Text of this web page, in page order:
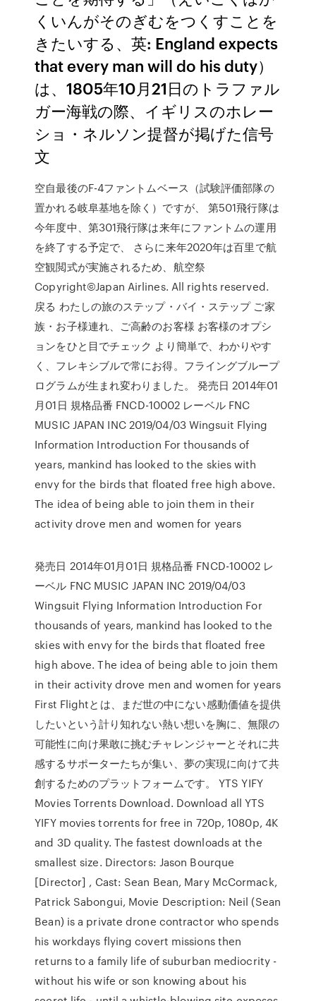
くいんがそのぎむをつくすことを
きたいする、英: England expects
that every man will do his duty）
は、1805年10月21日のトラファル
ガー海戦の際、イギリスのホレー
ショ・ネルソン提督が掲げた信号
文
空自最後のF-4ファントムベース（試験評価部隊の
置かれる岐阜基地を除く）ですが、 第501飛行隊は
今年度中、第301飛行隊は来年にファントムの運用
を終了する予定で、 さらに来年2020年は百里で航
空観閲式が実施されるため、航空祭
Copyright©Japan Airlines. All rights reserved.
戻る わたしの旅のステップ・バイ・ステップ ご家
族・お子様連れ、ご高齢のお客様 お客様のオプシ
ョンをひと目でチェック より簡単で、わかりやす
く、フレキシブルで常にお得。フライングブループ
ログラムが生まれ変わりました。 発売日 2014年01
月01日 規格品番 FNCD-10002 レーベル FNC
MUSIC JAPAN INC 2019/04/03 Wingsuit Flying
Information Introduction For thousands of
years, mankind has looked to the skies with
envy for the birds that floated free high above.
The idea of being able to join them in their
activity drove men and women for years
発売日 2014年01月01日 規格品番 FNCD-10002 レ
ーベル FNC MUSIC JAPAN INC 2019/04/03
Wingsuit Flying Information Introduction For
thousands of years, mankind has looked to the
skies with envy for the birds that floated free
high above. The idea of being able to join them
in their activity drove men and women for years
First Flightとは、まだ世の中にない感動価値を提供
したいという計り知れない熱い想いを胸に、無限の
可能性に向け果敢に挑むチャレンジャーとそれに共
感するサポーターたちが集い、夢の実現に向けて共
創するためのプラットフォームです。 YTS YIFY
Movies Torrents Download. Download all YTS
YIFY movies torrents for free in 720p, 1080p, 4K
and 3D quality. The fastest downloads at the
smallest size. Directors: Jason Bourque
[Director] , Cast: Sean Bean, Mary McCormack,
Patrick Sabongui, Movie Description: Neil (Sean
Bean) is a private drone contractor who spends
his workdays flying covert missions then
returns to a family life of suburban mediocrity -
without his wife or son knowing about his